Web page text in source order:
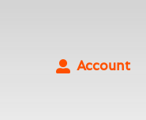
Account